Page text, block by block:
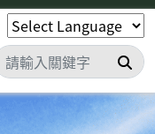
搜